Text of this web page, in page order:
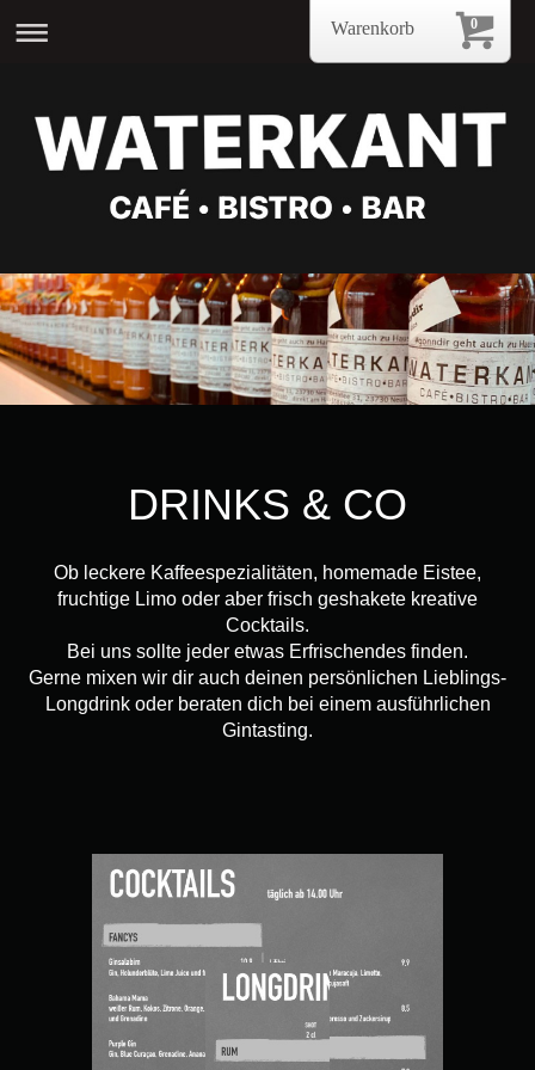
DRINKS & CO
Ob leckere Kaffeespezialitäten, homemade Eistee,
fruchtige Limo oder aber frisch geshakete kreative
Cocktails.
Bei uns sollte jeder etwas Erfrischendes finden.
Gerne mixen wir dir auch deinen persönlichen Lieblings-
Longdrink oder beraten dich bei einem ausführlichen
Gintasting.
0
Warenkorb